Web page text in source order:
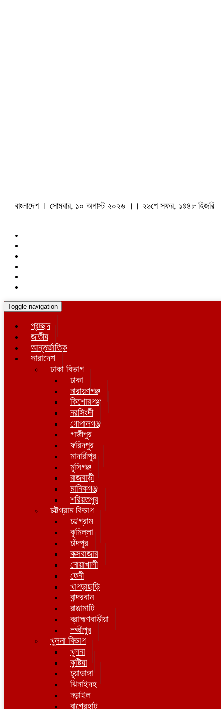
বাংলাদেশ । সোমবার, ১০ অগাস্ট ২০২৬ ।। ২৬শে সফর, ১৪৪৮ হিজরি
Toggle navigation
প্রচ্ছদ
জাতীয়
আন্তর্জাতিক
সারাদেশ
ঢাকা বিভাগ
ঢাকা
নারায়ণগঞ্জ
কিশোরগঞ্জ
নরসিংদী
গোপালগঞ্জ
গাজীপুর
ফরিদপুর
মাদারীপুর
মুন্সিগঞ্জ
রাজবাড়ী
মানিকগঞ্জ
শরিয়তপুর
চট্টগ্রাম বিভাগ
চট্টগ্রাম
কুমিল্লা
চাঁদপুর
কক্সবাজার
নোয়াখালী
ফেনী
খাগড়াছড়ি
বান্দরবান
রাঙামাটি
ব্রাহ্মণবাড়ীয়া
লক্ষ্মীপুর
খুলনা বিভাগ
খুলনা
কুষ্টিয়া
চুয়াডাঙ্গা
ঝিনাইদহ
নড়াইল
বাগেরহাট